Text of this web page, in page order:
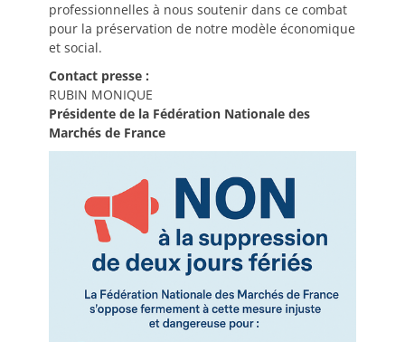
professionnelles à nous soutenir dans ce combat
pour la préservation de notre modèle économique
et social.
Contact presse :
RUBIN MONIQUE
Présidente de la Fédération Nationale des
Marchés de France